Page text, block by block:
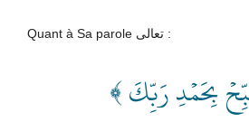
Quant à Sa parole تعالى :
بِحَمۡدِ رَبِّكَ ﴾